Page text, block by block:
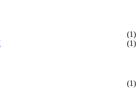
(1)
(1)
(1)